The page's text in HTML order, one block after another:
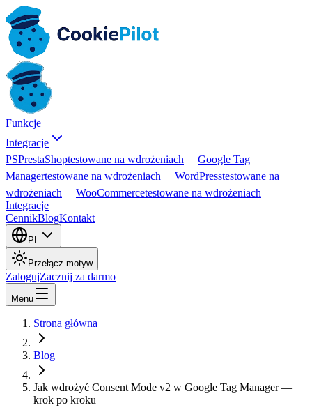
Funkcje
Integracje
PSPrestaShoptestowane na wdrożeniach
Google Tag
Managertestowane na wdrożeniach WordPresstestowane na
wdrożeniach
WooCommercetestowane na wdrożeniach
Integracje
CennikBlogKontakt
PL
Przełącz motyw
ZalogujZacznij za darmo
Menu
Strona główna
Blog
Jak wdrożyć Consent Mode v2 w Google Tag Manager —
krok po kroku